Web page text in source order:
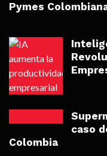
Pymes
caso
Colombia